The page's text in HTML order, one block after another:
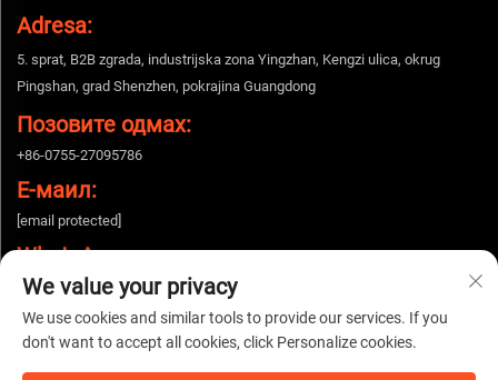
Adresa:
5. sprat, B2B zgrada, industrijska zona Yingzhan, Kengzi ulica, okrug
Pingshan, grad Shenzhen, pokrajina Guangdong
Позовите одмах:
+86-0755-27095786
Е-маил:
[email protected]
WhatsApp:
+86-15112424643
We value your privacy
We use cookies and similar tools to provide our services. If you
don't want to accept all cookies, click Personalize cookies.